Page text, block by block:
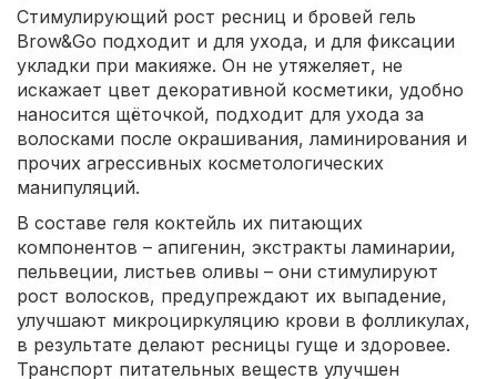
Стимулирующий рост ресниц и бровей гель
Brow&Go подходит и для ухода, и для фиксации
укладки при макияже. Он не утяжеляет, не
искажает цвет декоративной косметики, удобно
наносится щёточкой, подходит для ухода за
волосками после окрашивания, ламинирования и
прочих агрессивных косметологических
манипуляций.
В составе геля коктейль их питающих
компонентов – апигенин, экстракты ламинарии,
пельвеции, листьев оливы – они стимулируют
рост волосков, предупреждают их выпадение,
улучшают микроциркуляцию крови в фолликулах,
в результате делают ресницы гуще и здоровее.
Транспорт питательных веществ улучшен